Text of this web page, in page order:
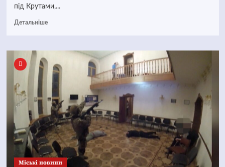
під Крутами,...
Детальніше
Mіські новини